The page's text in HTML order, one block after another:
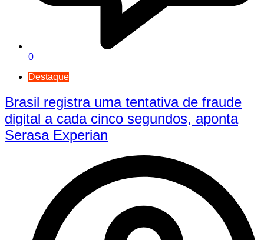
0
Destaque
Brasil registra uma tentativa de fraude
digital a cada cinco segundos, aponta
Serasa Experian